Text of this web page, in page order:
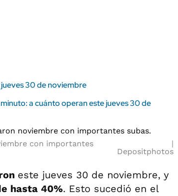
30 de noviembre
a cuánto operan este jueves 30 de
con importantes
Depositphotos
este jueves 30 de noviembre, y
hasta 40%. Esto sucedió en el